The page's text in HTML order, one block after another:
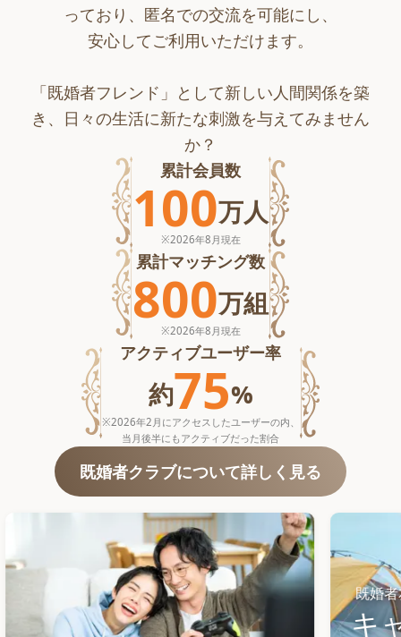
っており、匿名での交流を可能にし、
安心してご利用いただけます。
「既婚者フレンド」として新しい人間関係を築
き、日々の生活に新たな刺激を与えてみません
か？
累計会員数
100万人
※2026年8月現在
累計マッチング数
800万組
※2026年8月現在
アクティブユーザー率
約75%
※2026年2月にアクセスしたユーザーの内、
当月後半にもアクティブだった割合
既婚者クラブについて詳しく見る
既婚者友達と
キャン